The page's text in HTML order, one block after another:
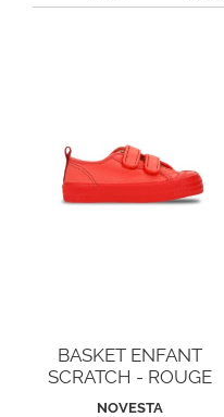
BASKET ENFANT
SCRATCH - ROUGE
NOVESTA